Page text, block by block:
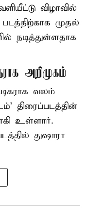
விழாவில்
முதல்
நடித்துள்ளதாக
அறிமுகம்
வலம்
திரைப்படத்தின்
உள்ளார்.
துஷாரா